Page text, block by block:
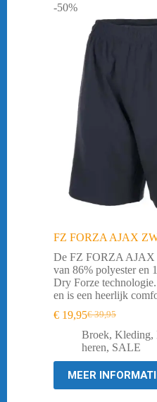
-50%
FZ FORZA AJAX
De FZ FORZA AJAX
van 86% polyester en
Dry Forze
en is een heerlijk
€39,95
Oorspronkelijke
prijs
was:
€ 19,95Huidige
prijs
is:
Broek, Kleding,
heren, SALE
MEER